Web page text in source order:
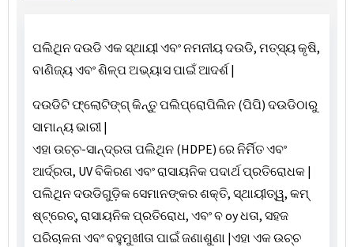
ପଲିଥିନ ଦଉଡି ଏକ ସ୍ଥାୟୀ ଏବଂ ନମନୀୟ ଦଉଡି, ମତ୍ସ୍ୟ କୃଷି,
ବାଣିଜ୍ୟ ଏବଂ ଶିଳ୍ପ ଅଭ୍ୟାସ ପାଇଁ ଆଦର୍ଶ |
ଦଉଡିଟି ଫ୍ଲୋଟିଙ୍ଗ୍ କିନ୍ତୁ ପଲିପ୍ରୋପିଲିନ (ପିପି) ଦଉଡିଠାରୁ
ସାମାନ୍ୟ ଭାରୀ |
ଏହା ଉଚ୍ଚ-ସାନ୍ଦ୍ରତା ପଲିଥିନ (HDPE) ରେ ନିର୍ମିତ ଏବଂ
ଆର୍ଦ୍ରତା, UV ବିକିରଣ ଏବଂ ରାସାୟନିକ ପଦାର୍ଥ ପ୍ରତିରୋଧକ |
ପଲିଥିନ ଦଉଡିଗୁଡ଼ିକ ସେମାନଙ୍କର ଶକ୍ତି, ସ୍ଥାୟୀତ୍ୱ, କମ୍
ଷ୍ଟ୍ରେଚ୍, ରାସାୟନିକ ପ୍ରତିରୋଧ, ଏବଂ ବ oy ଧତା, ସହଜ
ପରିଚାଳନା ଏବଂ ବହୁମୁଖୀତା ପାଇଁ ଜଣାଶୁଣା |ଏହା ଏକ ଉଚ୍ଚ